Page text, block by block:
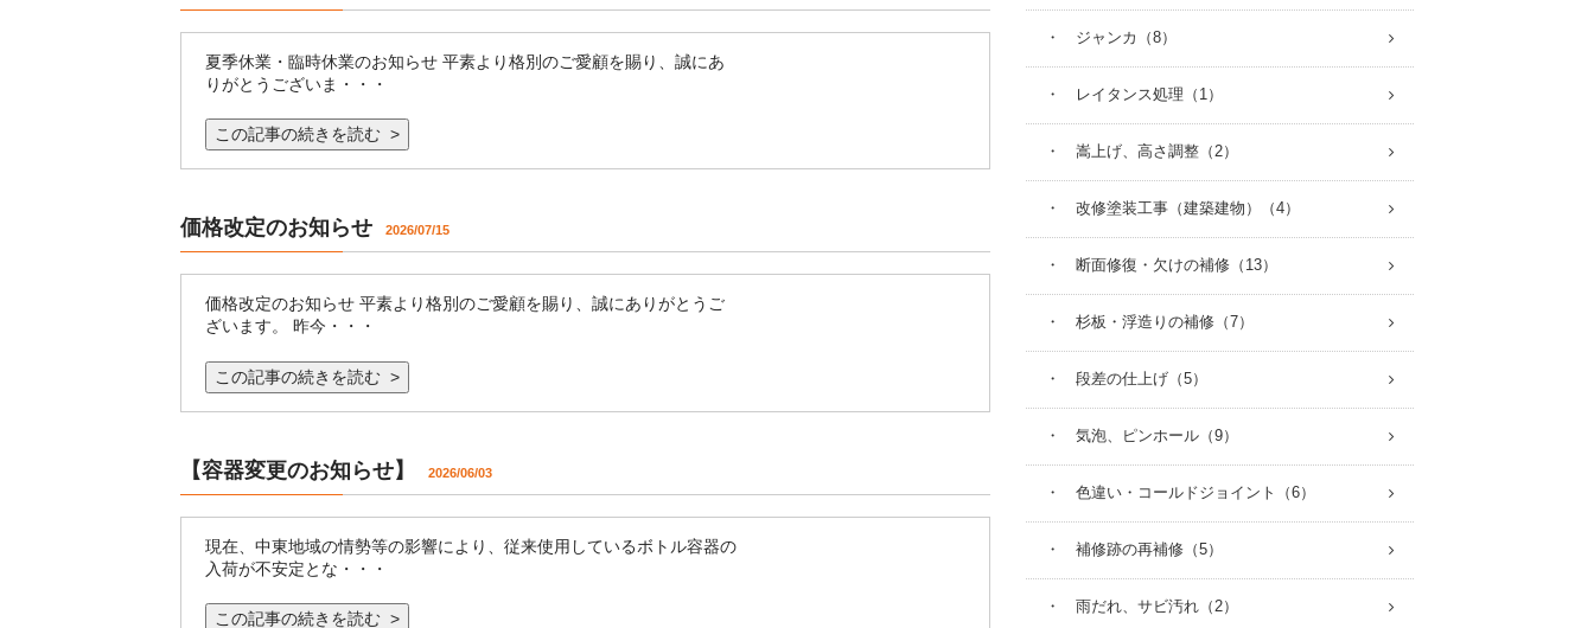
夏季休業・臨時休業のお知らせ 平素より格別のご愛顧を賜り、誠にあ
りがとうございま・・・
この記事の続きを読む >
価格改定のお知らせ 2026/07/15
価格改定のお知らせ 平素より格別のご愛顧を賜り、誠にありがとうご
ざいます。 昨今・・・
この記事の続きを読む >
【容器変更のお知らせ】 2026/06/03
現在、中東地域の情勢等の影響により、従来使用しているボトル容器の
入荷が不安定とな・・・
この記事の続きを読む >
・ ジャンカ（8）
・ レイタンス処理（1）
・ 嵩上げ、高さ調整（2）
・ 改修塗装工事（建築建物）（4）
・ 断面修復・欠けの補修（13）
・ 杉板・浮造りの補修（7）
・ 段差の仕上げ（5）
・ 気泡、ピンホール（9）
・ 色違い・コールドジョイント（6）
・ 補修跡の再補修（5）
・ 雨だれ、サビ汚れ（2）